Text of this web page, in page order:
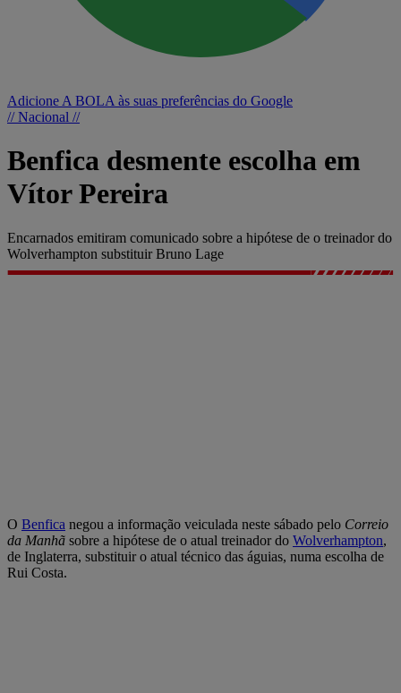
Adicione A BOLA às suas preferências do Google
// Nacional //
Benfica desmente escolha em
Vítor Pereira
Encarnados emitiram comunicado sobre a hipótese de o treinador do
Wolverhampton substituir Bruno Lage
O Benfica negou a informação veiculada neste sábado pelo Correio
da Manhã sobre a hipótese de o atual treinador do Wolverhampton,
de Inglaterra, substituir o atual técnico das águias, numa escolha de
Rui Costa.